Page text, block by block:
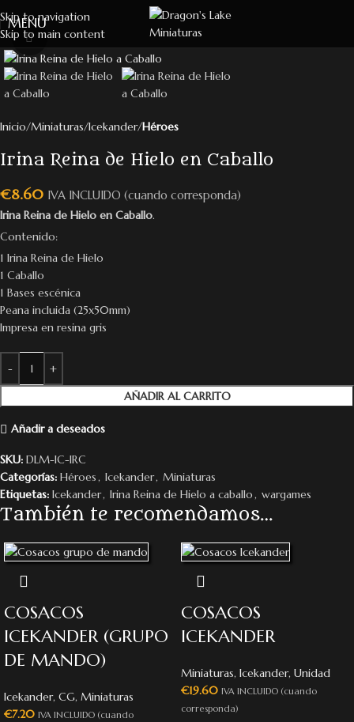
Skip to navigation
Skip to main content
MENU
Click to enlarge
Inicio Miniaturas Icekander Héroes
Irina Reina de Hielo en Caballo
€8.60 IVA INCLUIDO (cuando corresponda)
Irina Reina de Hielo en Caballo.
Contenido:
1 Irina Reina de Hielo
1 Caballo
1 Bases escénica
Peana incluida (25x50mm)
Impresa en resina gris
AÑADIR AL CARRITO
Añadir a deseados
SKU: DLM-IC-IRC
Categorías: Héroes , Icekander, Miniaturas
Etiquetas: Icekander, Irina Reina de Hielo a caballo , wargames
También te recomendamos…
COSACOS
ICEKANDER (GRUPO
DE MANDO)
Icekander, CG, Miniaturas
€7.20 IVA INCLUIDO (cuando
COSACOS
ICEKANDER
Miniaturas, Icekander, Unidad
€19.60 IVA INCLUIDO (cuando
corresponda)